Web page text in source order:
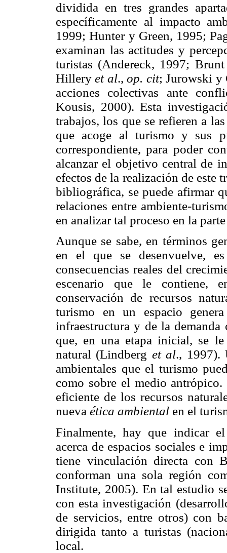
dividida en tres grandes
específicamente al impacto
1999; Hunter y Green, 1995;
examinan las actitudes y
turistas (Andereck, 1997;
Hilleryet al.,op. cit; Jurowski y
acciones colectivas ante
Kousis, 2000). Esta
trabajos, los que se refieren a
que acoge al turismo y sus
correspondiente, para poder
alcanzar el objetivo central de
efectos de la realización de este
bibliográfica, se puede afirmar
relaciones entre ambiente-
en analizar tal proceso en la
Aunque se sabe, en términos
en el que se desenvuelve,
consecuencias reales del
escenario que le contiene,
conservación de recursos
turismo en un espacio
infraestructura y de la
que, en una etapa inicial, se
natural (Lindberg et al., 1997).
ambientales que el turismo
como sobre el medio
eficiente de los recursos
nueva ética ambiental en el
Finalmente, hay que indicar
acerca de espacios sociales e
tiene vinculación directa con
conforman una sola región
Institute, 2005). En tal estudio
con esta investigación
de servicios, entre otros) con
dirigida tanto a turistas
local.